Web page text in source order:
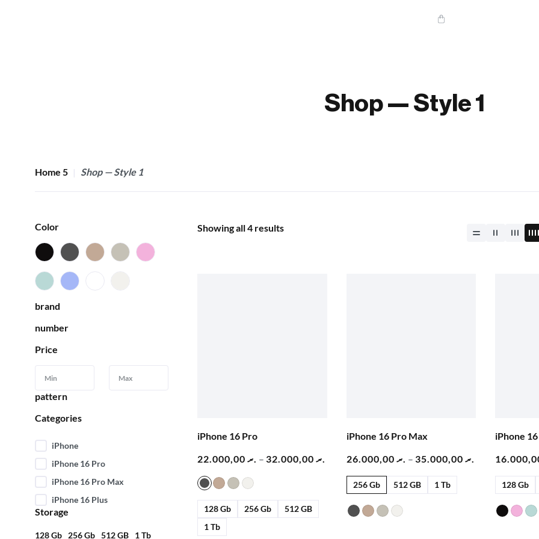
Shop — Style 1
Home 5 Shop — Style 1
Price
Categories
iPhone
iPhone 16 Pro
iPhone 16 Pro Max
iPhone 16 Plus
brand
Color
number
pattern
Storage
128 Gb 256 Gb 512 GB 1 Tb
Showing all 4 results
iPhone 16 Pro
.ރ22.000,00 – .ރ32.000,00
128 Gb 256 Gb
512 GB
1 Tb
iPhone 16 Pro Max
.ރ26.000,00 – .ރ35.000,00
256 Gb 512 GB 1 Tb
iPhone 16
128 Gb